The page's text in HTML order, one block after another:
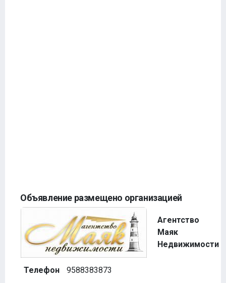
Объявление размещено организацией
Агентство
Маяк
Недвижимости
Телефон 9588383873